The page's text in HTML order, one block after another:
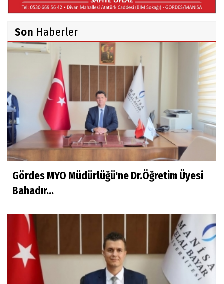
Ahmet İNCE
Beyaz Gömlekli Adam!
Prof.Dr.Ayşe İLKER
Adı Sanı Olmak
Eylül SEYHAN
Gezerken Zamanın Kollarındaki Ruhuma
Rastlamak
Kahramanlar
Prof.Dr.Süleyman Sami İLKER
Mühendislerin de Sanat Ruhu Olmalı
Son Haberler
Gördes MYO Müdürlüğü'ne Dr.Öğretim Üyesi
Bahadır...